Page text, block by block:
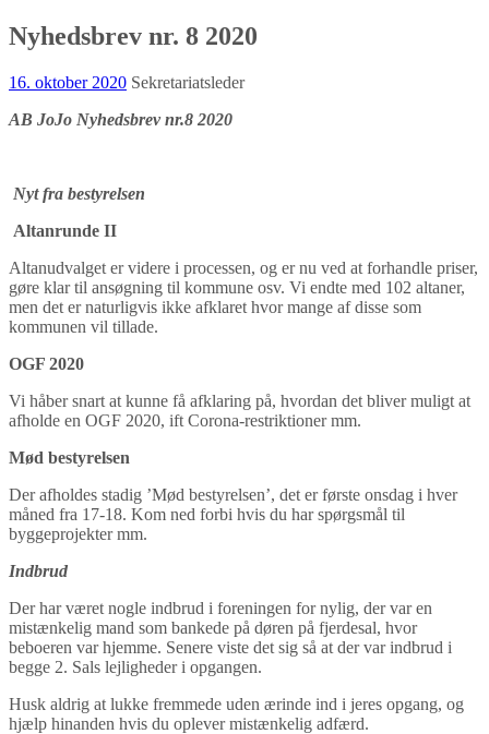
Nyhedsbrev nr. 8 2020
16. oktober 2020 Sekretariatsleder
AB JoJo Nyhedsbrev nr.8 2020
Nyt fra bestyrelsen
Altanrunde II
Altanudvalget er videre i processen, og er nu ved at forhandle priser,
gøre klar til ansøgning til kommune osv. Vi endte med 102 altaner,
men det er naturligvis ikke afklaret hvor mange af disse som
kommunen vil tillade.
OGF 2020
Vi håber snart at kunne få afklaring på, hvordan det bliver muligt at
afholde en OGF 2020, ift Corona-restriktioner mm.
Mød bestyrelsen
Der afholdes stadig ’Mød bestyrelsen’, det er første onsdag i hver
måned fra 17-18. Kom ned forbi hvis du har spørgsmål til
byggeprojekter mm.
Indbrud
Der har været nogle indbrud i foreningen for nylig, der var en
mistænkelig mand som bankede på døren på fjerdesal, hvor
beboeren var hjemme. Senere viste det sig så at der var indbrud i
begge 2. Sals lejligheder i opgangen.
Husk aldrig at lukke fremmede uden ærinde ind i jeres opgang, og
hjælp hinanden hvis du oplever mistænkelig adfærd.